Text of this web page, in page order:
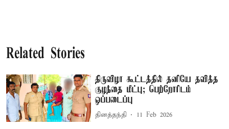
Related Stories
திருவிழா கூட்டத்தில் தனியே தவித்த
குழந்தை மீட்பு; பெற்றோரிடம்
ஒப்படைப்பு
தினத்தந்தி 11 Feb 2026